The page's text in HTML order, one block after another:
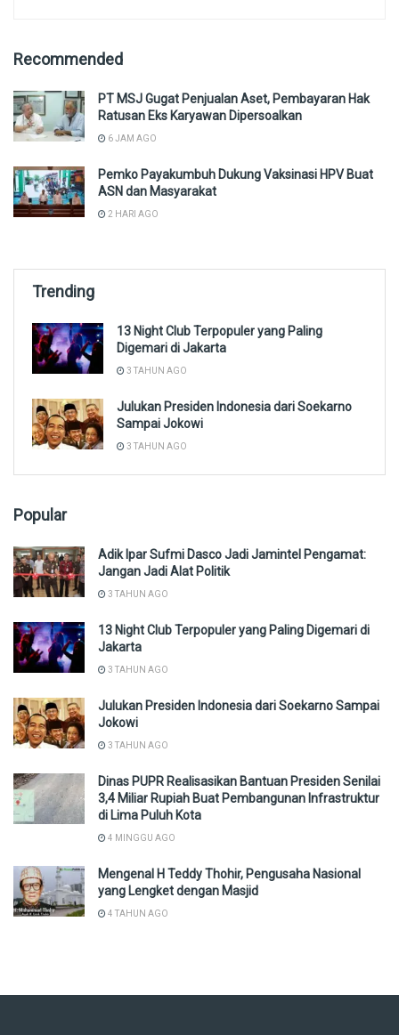
Recommended
PT MSJ Gugat Penjualan Aset, Pembayaran Hak
Ratusan Eks Karyawan Dipersoalkan
6 JAM AGO
Pemko Payakumbuh Dukung Vaksinasi HPV Buat
ASN dan Masyarakat
2 HARI AGO
Trending
13 Night Club Terpopuler yang Paling
Digemari di Jakarta
3 TAHUN AGO
Julukan Presiden Indonesia dari Soekarno
Sampai Jokowi
3 TAHUN AGO
Popular
Adik Ipar Sufmi Dasco Jadi Jamintel Pengamat:
Jangan Jadi Alat Politik
3 TAHUN AGO
13 Night Club Terpopuler yang Paling Digemari di
Jakarta
3 TAHUN AGO
Julukan Presiden Indonesia dari Soekarno Sampai
Jokowi
3 TAHUN AGO
Dinas PUPR Realisasikan Bantuan Presiden Senilai
3,4 Miliar Rupiah Buat Pembangunan Infrastruktur
di Lima Puluh Kota
4 MINGGU AGO
Mengenal H Teddy Thohir, Pengusaha Nasional
yang Lengket dengan Masjid
4 TAHUN AGO